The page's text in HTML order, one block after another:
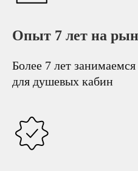
Опыт 7 лет на
Более 7 лет
для душевых кабин